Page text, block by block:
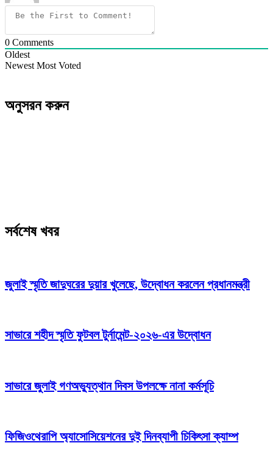
0 Comments
Oldest
Newest Most Voted
অনুসরন করুন
সর্বশেষ খবর
জুলাই স্মৃতি জাদুঘরের দুয়ার খুলেছে, উদ্বোধন করলেন প্রধানমন্ত্রী
সাভারে শহীদ স্মৃতি ফুটবল টুর্নামেন্ট-২০২৬-এর উদ্বোধন
সাভারে জুলাই গণঅভ্যুত্থান দিবস উপলক্ষে নানা কর্মসূচি
ফিজিওথেরাপি অ্যাসোসিয়েশনের দুই দিনব্যাপী চিকিৎসা ক্যাম্প